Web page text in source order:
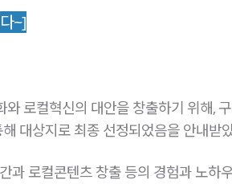
~]
로컬혁신의 대안을 창출하기 위해,
대상지로 최종 선정되었음을 안내받
과 로컬콘텐츠 창출 등의 경험과 노